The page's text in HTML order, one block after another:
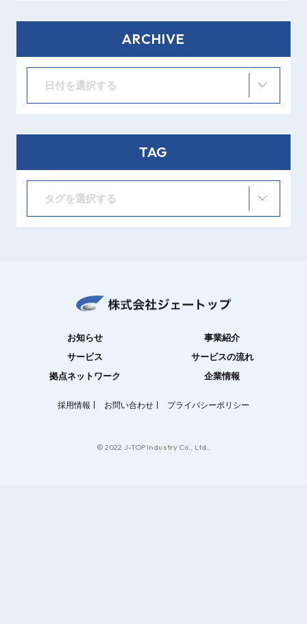
ARCHIVE
日付を選択する
TAG
タグを選択する
お知らせ
事業紹介
サービス
サービスの流れ
拠点ネットワーク
企業情報
採用情報 お問い合わせ プライバシーポリシー
© 2022 J-TOP Industry Co., Ltd..